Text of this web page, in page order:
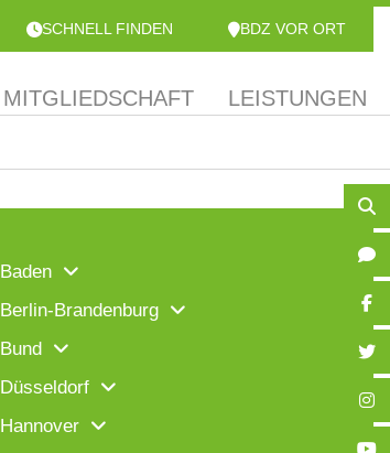
SCHNELL FINDEN BDZ VOR ORT
MITGLIEDSCHAFT LEISTUNGEN
Baden
Berlin-Brandenburg
Bund
Düsseldorf
Hannover